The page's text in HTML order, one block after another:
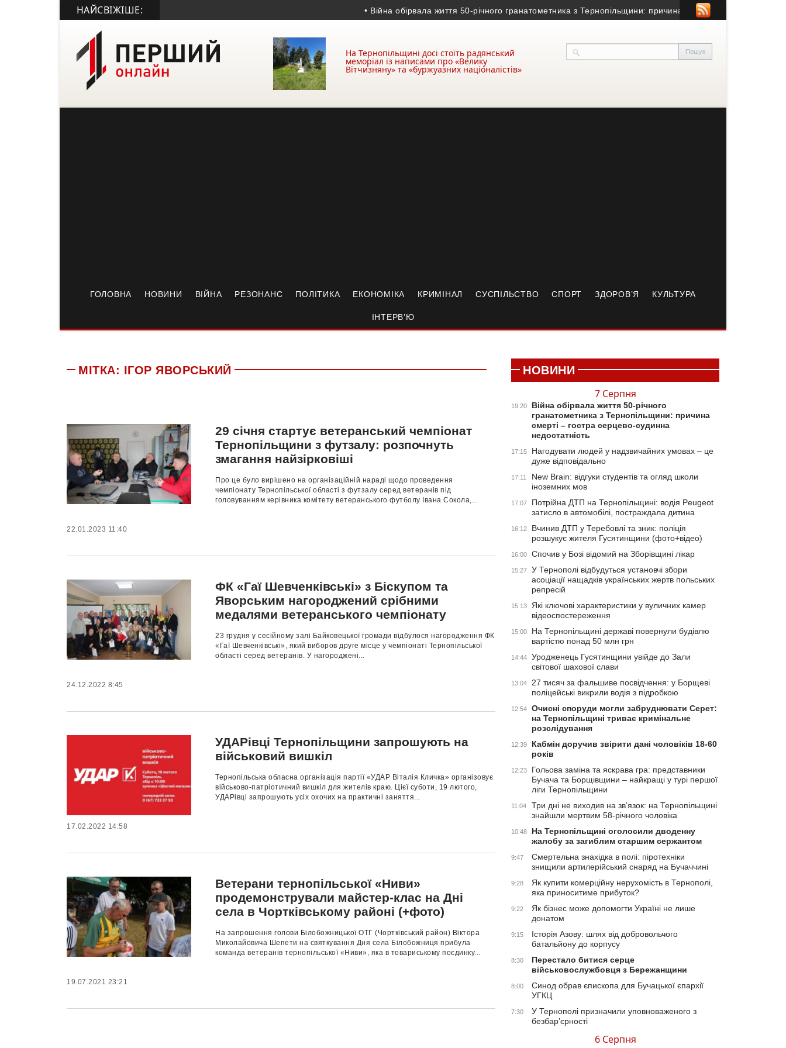
НАЙСВІЖІШЕ: • Війна обірвала життя 50-річного гранатометника з Тернопільщини: причина смерті – гостра серцево-
На Тернопільщині досі стоїть радянський
меморіал із написами про «Велику
Вітчизняну» та «буржуазних націоналістів»
ГОЛОВНА НОВИНИ ВІЙНА РЕЗОНАНС ПОЛІТИКА ЕКОНОМІКА КРИМІНАЛ СУСПІЛЬСТВО СПОРТ ЗДОРОВ’Я КУЛЬТУРА
ІНТЕРВ’Ю
МІТКА: ІГОР ЯВОРСЬКИЙ
29 січня стартує ветеранський чемпіонат
Тернопільщини з футзалу: розпочнуть
змагання найзірковіші
Про це було вирішено на організаційній нараді щодо проведення
чемпіонату Тернопільської області з футзалу серед ветеранів під
головуванням керівника комітету ветеранського футболу Івана Сокола,...
22.01.2023 11:40
ФК «Гаї Шевченківські» з Біскупом та
Яворським нагороджений срібними
медалями ветеранського чемпіонату
23 грудня у сесійному залі Байковецької громади відбулося нагородження ФК
«Гаї Шевченківські», який виборов друге місце у чемпіонаті Тернопільської
області серед ветеранів. У нагороджені...
24.12.2022 8:45
УДАРівці Тернопільщини запрошують на
військовий вишкіл
Тернопільська обласна організація партії «УДАР Віталія Кличка» організовує
військово-патріотичний вишкіл для жителів краю. Цієї суботи, 19 лютого,
УДАРівці запрошують усіх охочих на практичні заняття...
17.02.2022 14:58
Ветерани тернопільської «Ниви»
продемонстрували майстер-клас на Дні
села в Чортківському районі (+фото)
На запрошення голови Білобожницької ОТГ (Чортківський район) Віктора
Миколайовича Шепети на святкування Дня села Білобожниця прибула
команда ветеранів тернопільської «Ниви», яка в товариському поєдинку...
19.07.2021 23:21
НОВИНИ
7 Серпня
19:20
Війна обірвала життя 50-річного
гранатометника з Тернопільщини: причина
смерті – гостра серцево-судинна
недостатність
17:15
Нагодувати людей у надзвичайних умовах – це
дуже відповідально
17:11
New Brain: відгуки студентів та огляд школи
іноземних мов
17:07
Потрійна ДТП на Тернопільщині: водія Peugeot
затисло в автомобілі, постраждала дитина
16:12
Вчинив ДТП у Теребовлі та зник: поліція
розшукує жителя Гусятинщини (фото+відео)
16:00 Спочив у Бозі відомий на Зборівщині лікар
15:27
У Тернополі відбудуться установчі збори
асоціації нащадків українських жертв польських
репресій
15:13
Які ключові характеристики у вуличних камер
відеоспостереження
15:00
На Тернопільщині державі повернули будівлю
вартістю понад 50 млн грн
14:44
Уродженець Гусятинщини увійде до Зали
світової шахової слави
13:04
27 тисяч за фальшиве посвідчення: у Борщеві
поліцейські викрили водія з підробкою
12:54
Очисні споруди могли забруднювати Серет:
на Тернопільщині триває кримінальне
розслідування
12:39
Кабмін доручив звірити дані чоловіків 18-60
років
12:23
Гольова заміна та яскрава гра: представники
Бучача та Борщівщини – найкращі у турі першої
ліги Тернопільщини
11:04
Три дні не виходив на зв’язок: на Тернопільщині
знайшли мертвим 58-річного чоловіка
10:48
На Тернопільщині оголосили дводенну
жалобу за загиблим старшим сержантом
9:47
Смертельна знахідка в полі: піротехніки
знищили артилерійський снаряд на Бучаччині
9:28
Як купити комерційну нерухомість в Тернополі,
яка приноситиме прибуток?
9:22
Як бізнес може допомогти Україні не лише
донатом
9:15
Історія Азову: шлях від добровольчого
батальйону до корпусу
8:30
Перестало битися серце
військовослужбовця з Бережанщини
8:00
Синод обрав єпископа для Бучацької єпархії
УГКЦ
7:30
У Тернополі призначили уповноваженого з
безбар’єрності
6 Серпня